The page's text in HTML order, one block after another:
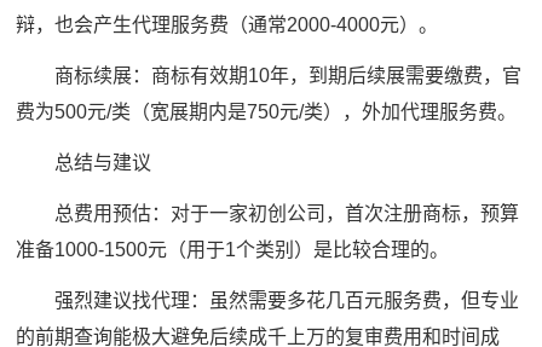
辩，也会产生代理服务费（通常2000-4000元）。
商标续展：商标有效期10年，到期后续展需要缴费，官
费为500元/类（宽展期内是750元/类），外加代理服务费。
总结与建议
总费用预估：对于一家初创公司，首次注册商标，预算
准备1000-1500元（用于1个类别）是比较合理的。
强烈建议找代理：虽然需要多花几百元服务费，但专业
的前期查询能极大避免后续成千上万的复审费用和时间成